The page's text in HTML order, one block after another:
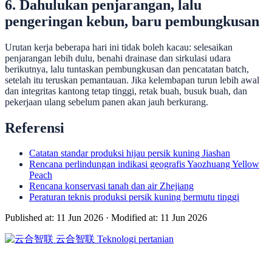
6. Dahulukan penjarangan, lalu
pengeringan kebun, baru pembungkusan
Urutan kerja beberapa hari ini tidak boleh kacau: selesaikan
penjarangan lebih dulu, benahi drainase dan sirkulasi udara
berikutnya, lalu tuntaskan pembungkusan dan pencatatan batch,
setelah itu teruskan pemantauan. Jika kelembapan turun lebih awal
dan integritas kantong tetap tinggi, retak buah, busuk buah, dan
pekerjaan ulang sebelum panen akan jauh berkurang.
Referensi
Catatan standar produksi hijau persik kuning Jiashan
Rencana perlindungan indikasi geografis Yaozhuang Yellow
Peach
Rencana konservasi tanah dan air Zhejiang
Peraturan teknis produksi persik kuning bermutu tinggi
Published at: 11 Jun 2026 · Modified at: 11 Jun 2026
云合智联 Teknologi pertanian